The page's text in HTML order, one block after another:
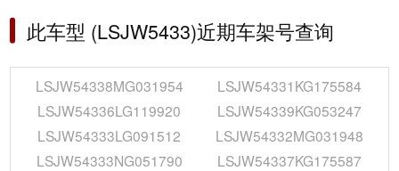
此车型 (LSJW5433)近期车架号查询
LSJW54338MG031954
LSJW54331KG175584
LSJW54336LG119920
LSJW54339KG053247
LSJW54333LG091512
LSJW54332MG031948
LSJW54333NG051790
LSJW54337KG175587